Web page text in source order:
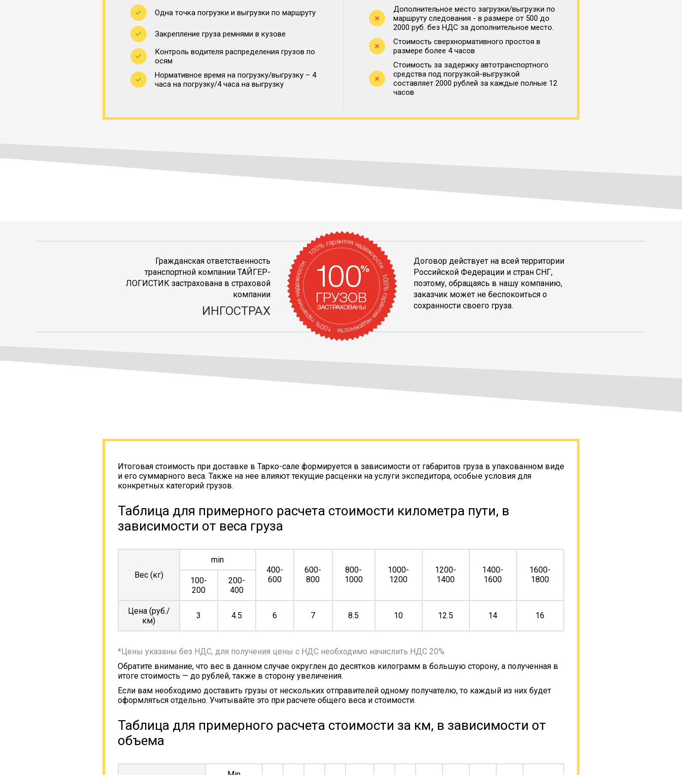
Одна точка погрузки и выгрузки по маршруту
Закрепление груза ремнями в кузове
Контроль водителя распределения грузов по
осям
Нормативное время на погрузку/выгрузку – 4
часа на погрузку/4 часа на выгрузку
Дополнительное место загрузки/выгрузки по
маршруту следования - в размере от 500 до
2000 руб. без НДС за дополнительное место.
Стоимость сверхнормативного простоя в
размере более 4 часов
Стоимость за задержку автотранспортного
средства под погрузкой-выгрузкой
составляет 2000 рублей за каждые полные 12
часов
Гражданская ответственность
транспортной компании ТАЙГЕР-
ЛОГИСТИК застрахована в страховой
компании
ИНГОСТРАХ
Договор действует на всей территории
Российской Федерации и стран СНГ,
поэтому, обращаясь в нашу компанию,
заказчик может не беспокоиться о
сохранности своего груза.
Итоговая стоимость при доставке в Тарко-сале формируется в зависимости от габаритов груза в упакованном виде
и его суммарного веса. Также на нее влияют текущие расценки на услуги экспедитора, особые условия для
конкретных категорий грузов.
Таблица для примерного расчета стоимости километра пути, в
зависимости от веса груза
Вес (кг)
min
400-
600
600-
800
800-
1000
1000-
1200
1200-
1400
1400-
1600
1600-
1800
100-
200
200-
400
Цена (руб./
км)
3 4.5 6 7 8.5 10 12.5 14 16
*Цены указаны без НДС, для получения цены с НДС необходимо начислить НДС 20%
Обратите внимание, что вес в данном случае округлен до десятков килограмм в большую сторону, а полученная в
итоге стоимость — до рублей, также в сторону увеличения.
Если вам необходимо доставить грузы от нескольких отправителей одному получателю, то каждый из них будет
оформляться отдельно. Учитывайте это при расчете общего веса и стоимости.
Таблица для примерного расчета стоимости за км, в зависимости от
объема